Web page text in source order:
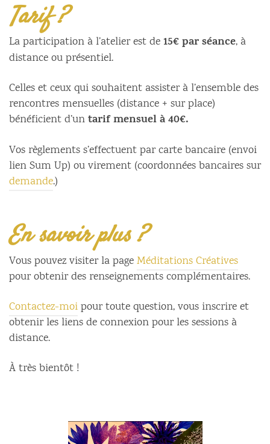
Tarif ?
La participation à l’atelier est de15€ par séance, à
distance ou présentiel.
Celles et ceux qui souhaitent assister à l’ensemble des
rencontres mensuelles (distance + sur place)
bénéficient d’untarif mensuel à 40€.
Vos règlements s’effectuent par carte bancaire (envoi
lien Sum Up) ou virement (coordonnées bancaires sur
demande.)
En savoir plus ?
Vous pouvez visiter la pageMéditations Créatives
pour obtenir des renseignements complémentaires.
Contactez-moipour toute question, vous inscrire et
obtenir les liens de connexion pour les sessions à
distance.
À très bientôt !